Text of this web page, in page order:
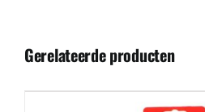
Gerelateerde producten